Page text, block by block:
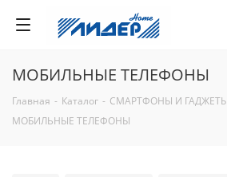
МОБИЛЬНЫЕ ТЕЛЕФОНЫ
Главная - Каталог - СМАРТФОНЫ И ГАДЖЕТЫ
МОБИЛЬНЫЕ ТЕЛЕФОНЫ